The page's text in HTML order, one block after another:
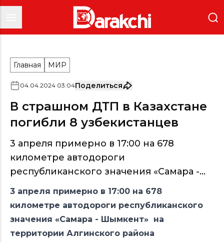
Главная МИР
04.04.2024 03:04Поделиться
В страшном ДТП в Казахстане
погибли 8 узбекистанцев
3 апреля примерно в 17:00 на 678
километре автодороги
республиканского значения «Самара -...
3 апреля примерно в 17:00 на 678
километре автодороги республиканского
значения «Самара - Шымкент» на
территории Алгинского района